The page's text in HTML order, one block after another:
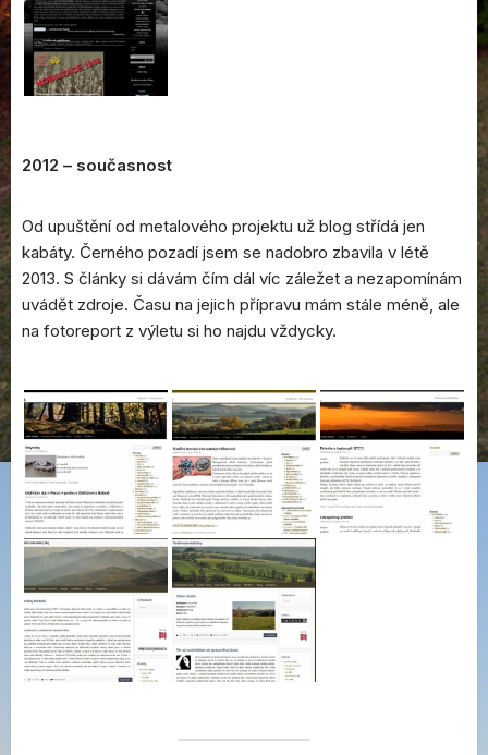
2012 – současnost
Od upuštění od metalového projektu už blog střídá jen
kabáty. Černého pozadí jsem se nadobro zbavila v létě
2013. S články si dávám čím dál víc záležet a nezapomínám
uvádět zdroje. Času na jejich přípravu mám stále méně, ale
na fotoreport z výletu si ho najdu vždycky.